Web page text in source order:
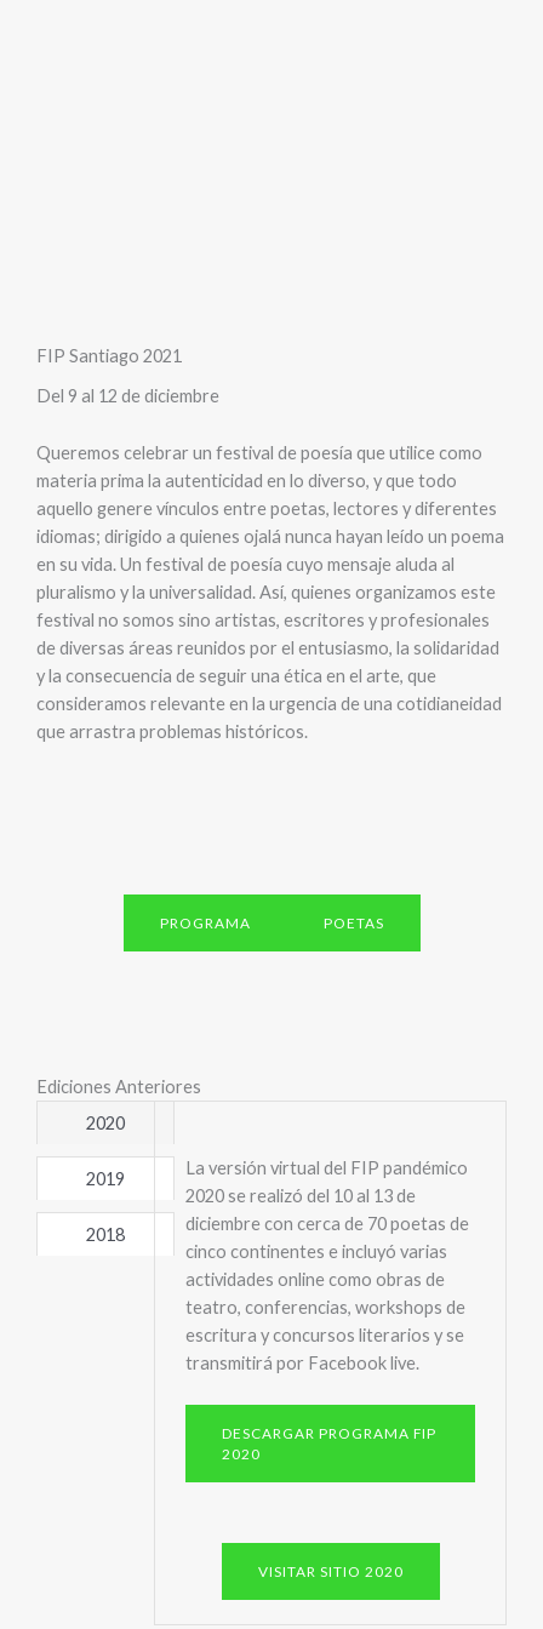
FIP Santiago 2021
Del 9 al 12 de diciembre
Queremos celebrar un festival de poesía que utilice como
materia prima la autenticidad en lo diverso, y que todo
aquello genere vínculos entre poetas, lectores y diferentes
idiomas; dirigido a quienes ojalá nunca hayan leído un poema
en su vida. Un festival de poesía cuyo mensaje aluda al
pluralismo y la universalidad. Así, quienes organizamos este
festival no somos sino artistas, escritores y profesionales
de diversas áreas reunidos por el entusiasmo, la solidaridad
y la consecuencia de seguir una ética en el arte, que
consideramos relevante en la urgencia de una cotidianeidad
que arrastra problemas históricos.
PROGRAMA POETAS
Ediciones Anteriores
2020
2019
2018
La versión virtual del FIP pandémico
2020 se realizó del 10 al 13 de
diciembre con cerca de 70 poetas de
cinco continentes e incluyó varias
actividades online como obras de
teatro, conferencias, workshops de
escritura y concursos literarios y se
transmitirá por Facebook live.
DESCARGAR PROGRAMA FIP
2020
VISITAR SITIO 2020